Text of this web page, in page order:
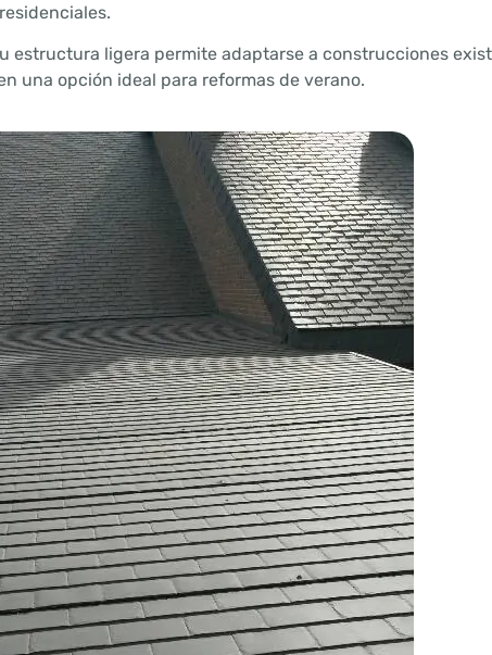
estructura ligera permite adaptarse a construcciones
una opción ideal para reformas de verano.